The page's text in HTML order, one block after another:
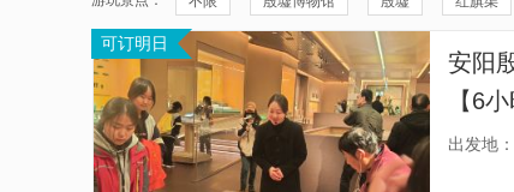
有
6
模
块,
按
下
Tab
键
安阳方特殷商神画 曹操高陵遗址博物馆
中国文字博物馆 王相岩
安阳本地玩乐 妇好墓
安阳万意长风海洋探索馆 龙床口瀑布
可订明日
安阳
【6
馆、
出发地